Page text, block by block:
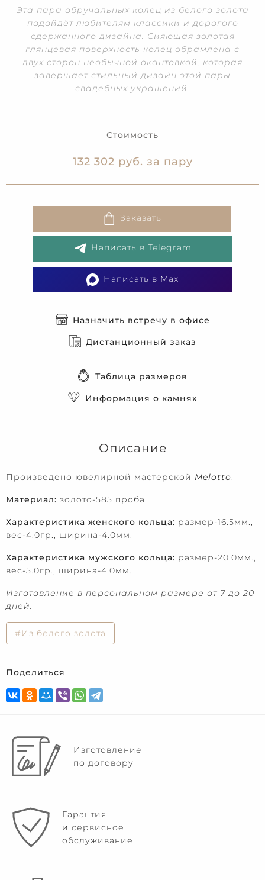
Эта пара обручальных колец из белого золота
подойдёт любителям классики и дорогого
сдержанного дизайна. Сияющая золотая
глянцевая поверхность колец обрамлена с
двух сторон необычной окантовкой, которая
завершает стильный дизайн этой пары
свадебных украшений.
Стоимость
132 302 руб. за пару
Заказать
Написать в Telegram
Написать в Max
Назначить встречу в офисе
Дистанционный заказ
Таблица размеров
Информация о камнях
Описание
Произведено ювелирной мастерской Melotto.
Материал: золото-585 проба.
Характеристика женского кольца: размер-16.5мм.,
вес-4.0гр., ширина-4.0мм.
Характеристика мужского кольца: размер-20.0мм.,
вес-5.0гр., ширина-4.0мм.
Изготовление в персональном размере от 7 до 20
дней.
#Из белого золота
Поделиться
Изготовление
по договору
Гарантия
и сервисное
обслуживание